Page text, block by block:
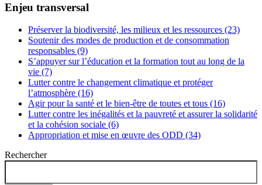
Enjeu transversal
Préserver la biodiversité, les milieux et les ressources (23)
Soutenir des modes de production et de consommation
responsables (9)
S’appuyer sur l’éducation et la formation tout au long de la
vie (7)
Lutter contre le changement climatique et protéger
l’atmosphère (16)
Agir pour la santé et le bien-être de toutes et tous (16)
Lutter contre les inégalités et la pauvreté et assurer la solidarité
et la cohésion sociale (6)
Appropriation et mise en œuvre des ODD (34)
Rechercher